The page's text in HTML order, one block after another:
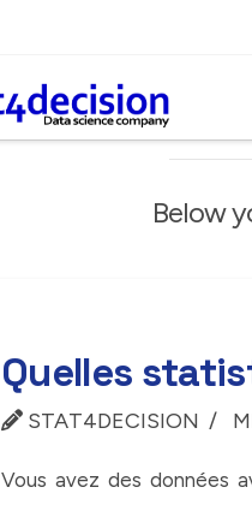
Below
Quelles
STAT4DECISION
Vous avez des données